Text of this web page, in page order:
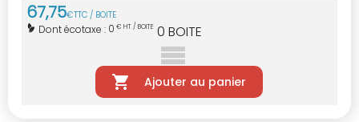
67,75€TTC / BOITE
Dont écotaxe : 0 € HT / BOITE 0 BOITE
Ajouter au panier